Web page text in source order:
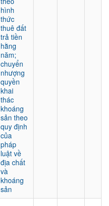
hình
thức
thuê đất
trả tiền
hằng
năm;
chuyển
nhượng
quyền
khai
thác
khoáng
sản theo
quy định
của
pháp
luật về
địa chất
và
khoáng
sản